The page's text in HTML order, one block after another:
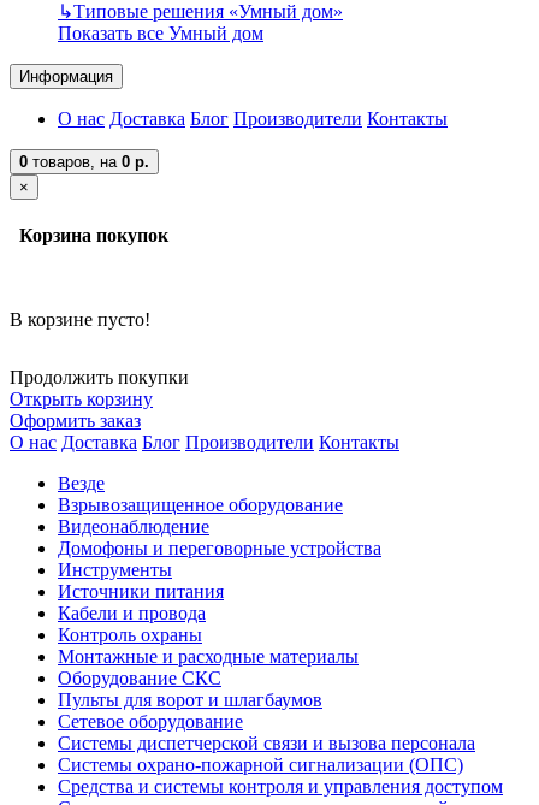
↳Типовые решения «Умный дом»
Показать все Умный дом
Информация
О нас Доставка Блог Производители Контакты
0 товаров, на 0 р.
×
Корзина покупок
В корзине пусто!
Продолжить покупки
Открыть корзину
Оформить заказ
О нас Доставка Блог Производители Контакты
Везде
Взрывозащищенное оборудование
Видеонаблюдение
Домофоны и переговорные устройства
Инструменты
Источники питания
Кабели и провода
Контроль охраны
Монтажные и расходные материалы
Оборудование СКС
Пульты для ворот и шлагбаумов
Сетевое оборудование
Системы диспетчерской связи и вызова персонала
Системы охрано-пожарной сигнализации (ОПС)
Средства и системы контроля и управления доступом